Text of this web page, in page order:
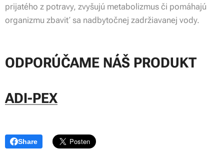
prijatého z potravy, zvyšujú metabolizmus či pomáhajú
organizmu zbaviť sa nadbytočnej zadržiavanej vody.
ODPORÚČAME NÁŠ PRODUKT
ADI-PEX
Share